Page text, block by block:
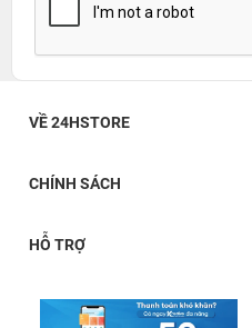
VỀ 24HSTORE
CHÍNH SÁCH
HỖ TRỢ